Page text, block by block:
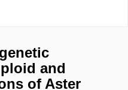
and
of Aster